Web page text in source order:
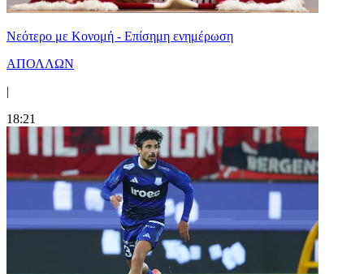
Νεότερο με Κονομή - Επίσημη ενημέρωση
ΑΠΟΛΛΩΝ
|
18:21